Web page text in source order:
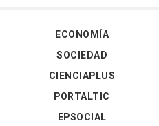
ECONOMÍA
SOCIEDAD
CIENCIAPLUS
PORTALTIC
EPSOCIAL